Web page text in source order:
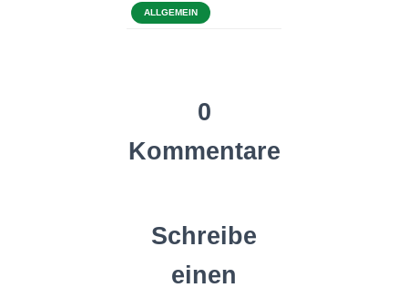
ALLGEMEIN
0
Kommentare
Schreibe
einen